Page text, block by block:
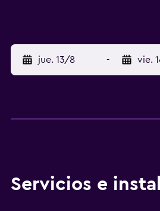
jue. 13/8 - vie.
Servicios e